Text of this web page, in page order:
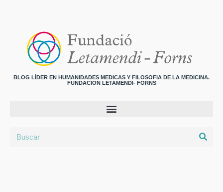
BLOG LÍDER EN HUMANIDADES MEDICAS Y FILOSOFIA DE LA MEDICINA.
FUNDACION LETAMENDI- FORNS